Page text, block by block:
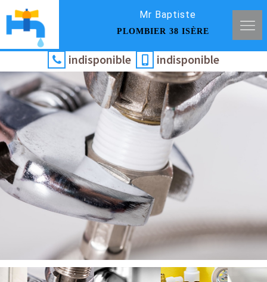
Mr Baptiste
PLOMBIER 38 ISÈRE
indisponible indisponible